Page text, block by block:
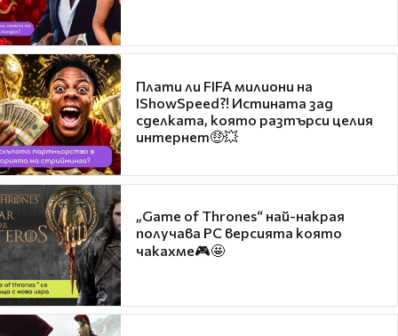
Плати ли FIFA милиони на
IShowSpeed?! Истината зад
сделката, която разтърси целия
интернет🤑💥
„Game of Thrones“ най-накрая
получава PC версията която
чакахме🎮🤩